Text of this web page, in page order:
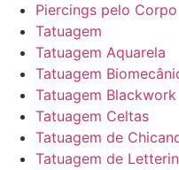
Piercings pelo Corpo
Tatuagem
Tatuagem Aquarela
Tatuagem
Tatuagem Blackwork
Tatuagem Celtas
Tatuagem de
Tatuagem de